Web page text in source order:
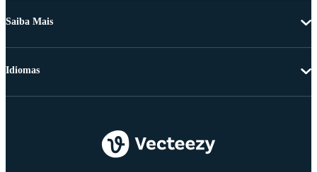
Saiba Mais
Idiomas